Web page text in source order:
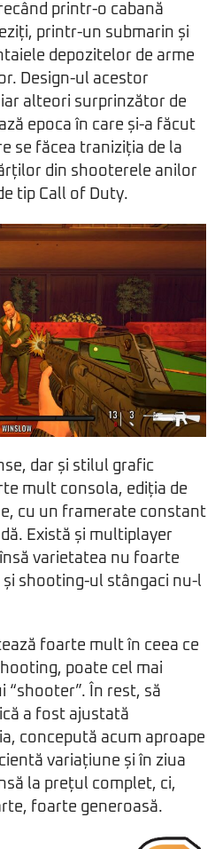
printr-o cabană
printr-un submarin și
depozitelor de arme
Design-ul acestor
alteori surprinzător de
epoca în care și-a făcut
se făcea traniziția de la
din shooterele anilor
tip Call of Duty.
dar și stilul grafic
mult consola, ediția de
cu un framerate constant
Există și multiplayer
varietatea nu foarte
shooting-ul stângaci nu-l
foarte mult în ceea ce
poate cel mai
“shooter”. În rest, să
a fost ajustată
concepută acum aproape
variațiune și în ziua
la prețul complet, ci,
foarte generoasă.